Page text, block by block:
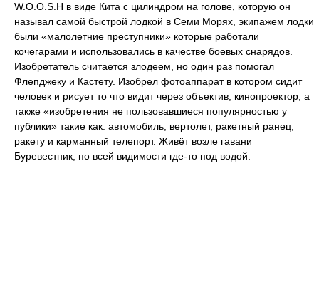
W.O.O.S.H в виде Кита с цилиндром на голове, которую он
называл самой быстрой лодкой в Семи Морях, экипажем лодки
были «малолетние преступники» которые работали
кочегарами и использовались в качестве боевых снарядов.
Изобретатель считается злодеем, но один раз помогал
Флепджеку и Кастету. Изобрел фотоаппарат в котором сидит
человек и рисует то что видит через объектив, кинопроектор, а
также «изобретения не пользовавшиеся популярностью у
публики» такие как: автомобиль, вертолет, ракетный ранец,
ракету и карманный телепорт. Живёт возле гавани
Буревестник, по всей видимости где-то под водой.